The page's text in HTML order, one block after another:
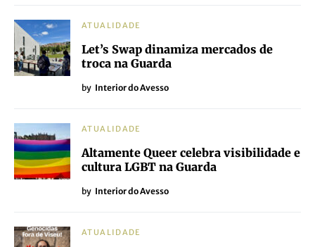
ATUALIDADE
Let’s Swap dinamiza mercados de
troca na Guarda
by Interior do Avesso
ATUALIDADE
Altamente Queer celebra visibilidade e
cultura LGBT na Guarda
by Interior do Avesso
ATUALIDADE